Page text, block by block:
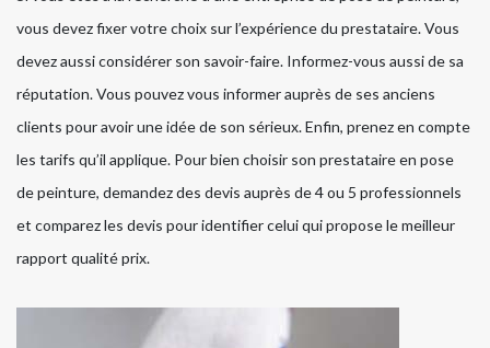
vous devez fixer votre choix sur l’expérience du prestataire. Vous
devez aussi considérer son savoir-faire. Informez-vous aussi de sa
réputation. Vous pouvez vous informer auprès de ses anciens
clients pour avoir une idée de son sérieux. Enfin, prenez en compte
les tarifs qu’il applique. Pour bien choisir son prestataire en pose
de peinture, demandez des devis auprès de 4 ou 5 professionnels
et comparez les devis pour identifier celui qui propose le meilleur
rapport qualité prix.